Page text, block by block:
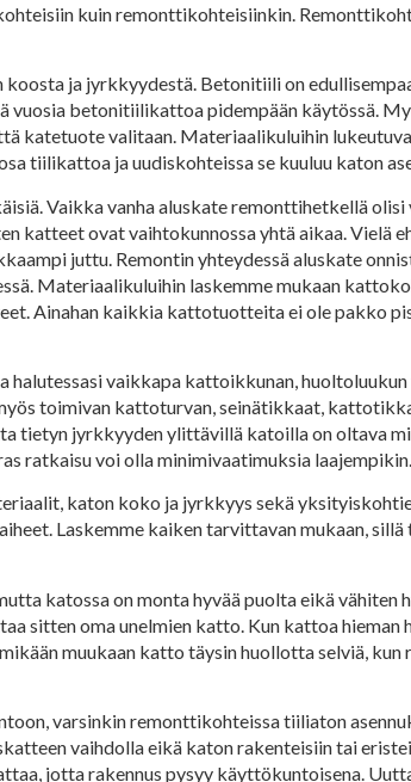
kuin remonttikohteisiinkin.
ja jyrkkyydestä. Betonitiili on
vuosia betonitiilikattoa pidempään käytössä.
katetuote valitaan. Materiaalikuluihin
tiilikattoa ja uudiskohteissa se kuuluu katon
Vaikka vanha aluskate remonttihetkellä olisi
katteet ovat vaihtokunnossa yhtä aikaa. Vielä
juttu. Remontin yhteydessä aluskate
Materiaalikuluihin laskemme mukaan
Ainahan kaikkia kattotuotteita ei ole pakko
vaikkapa kattoikkunan,
toimivan kattoturvan, seinätikkaat,
tietyn jyrkkyyden ylittävillä katoilla on oltava
ratkaisu voi olla minimivaatimuksia laajempikin.
katon koko ja jyrkkyys sekä
Laskemme kaiken tarvittavan mukaan,
katossa on monta hyvää puolta eikä vähiten
sitten oma unelmien katto. Kun kattoa hieman
muukaan katto täysin huollotta selviä,
varsinkin remonttikohteissa tiiliaton
vaihdolla eikä katon rakenteisiin tai
jotta rakennus pysyy käyttökuntoisena.